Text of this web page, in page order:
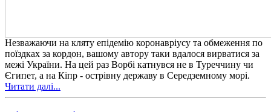
Незважаючи на кляту епідемію коронавріусу та обмеження по
поїздках за кордон, вашому автору таки вдалося вирватися за
межі України. На цей раз Ворбі катнувся не в Туреччину чи
Єгипет, а на Кіпр - острівну державу в Середземному морі.
Читати далі...